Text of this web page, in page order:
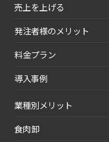
売上を上げる
発注者様のメリット
料金プラン
導入事例
業種別メリット
食肉卸